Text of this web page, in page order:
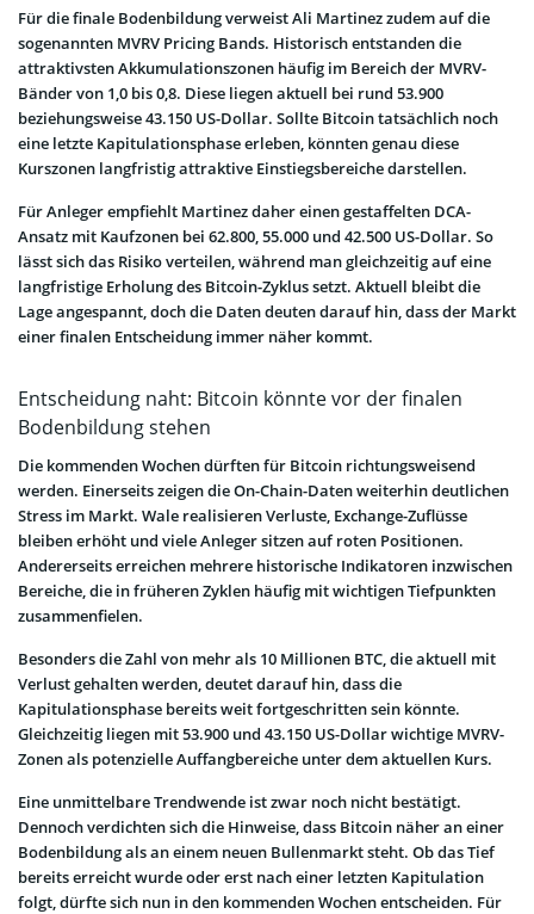
Für die finale Bodenbildung verweist Ali Martinez zudem auf die
sogenannten MVRV Pricing Bands. Historisch entstanden die
attraktivsten Akkumulationszonen häufig im Bereich der MVRV-
Bänder von 1,0 bis 0,8. Diese liegen aktuell bei rund 53.900
beziehungsweise 43.150 US-Dollar. Sollte Bitcoin tatsächlich noch
eine letzte Kapitulationsphase erleben, könnten genau diese
Kurszonen langfristig attraktive Einstiegsbereiche darstellen.
Für Anleger empfiehlt Martinez daher einen gestaffelten DCA-
Ansatz mit Kaufzonen bei 62.800, 55.000 und 42.500 US-Dollar. So
lässt sich das Risiko verteilen, während man gleichzeitig auf eine
langfristige Erholung des Bitcoin-Zyklus setzt. Aktuell bleibt die
Lage angespannt, doch die Daten deuten darauf hin, dass der Markt
einer finalen Entscheidung immer näher kommt.
Entscheidung naht: Bitcoin könnte vor der finalen
Bodenbildung stehen
Die kommenden Wochen dürften für Bitcoin richtungsweisend
werden. Einerseits zeigen die On-Chain-Daten weiterhin deutlichen
Stress im Markt. Wale realisieren Verluste, Exchange-Zuflüsse
bleiben erhöht und viele Anleger sitzen auf roten Positionen.
Andererseits erreichen mehrere historische Indikatoren inzwischen
Bereiche, die in früheren Zyklen häufig mit wichtigen Tiefpunkten
zusammenfielen.
Besonders die Zahl von mehr als 10 Millionen BTC, die aktuell mit
Verlust gehalten werden, deutet darauf hin, dass die
Kapitulationsphase bereits weit fortgeschritten sein könnte.
Gleichzeitig liegen mit 53.900 und 43.150 US-Dollar wichtige MVRV-
Zonen als potenzielle Auffangbereiche unter dem aktuellen Kurs.
Eine unmittelbare Trendwende ist zwar noch nicht bestätigt.
Dennoch verdichten sich die Hinweise, dass Bitcoin näher an einer
Bodenbildung als an einem neuen Bullenmarkt steht. Ob das Tief
bereits erreicht wurde oder erst nach einer letzten Kapitulation
folgt, dürfte sich nun in den kommenden Wochen entscheiden. Für